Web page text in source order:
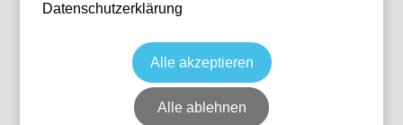
Sitzplatz Kurve
8 verfügbar
Deutschland MHP Arena Stuttgart
Ticket(s) + Hotel
181,00
Datenschutzerklärung
Alle akzeptieren
Alle ablehnen